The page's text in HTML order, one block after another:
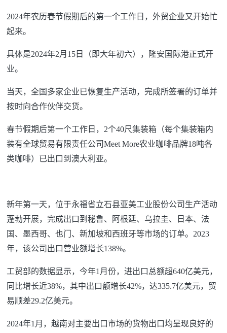
2024年农历春节假期后的第一个工作日，外贸企业又开始忙
起来。
具体是2024年2月15日（即大年初六），隆安国际港正式开
业。
当天，全国多家企业已恢复生产活动，完成所签署的订单并
按时向合作伙伴交货。
春节假期后第一个工作日，2个40尺集装箱（每个集装箱内
装有全球贸易有限责任公司Meet More农业咖啡品牌18吨各
类咖啡）已出口到澳大利亚。
新年第一天，位于永福省立石县亚美工业股份公司生产活动
蓬勃开展，完成出口到秘鲁、阿根廷、乌拉圭、日本、法
国、墨西哥、也门、新加坡和西班牙等市场的订单。2023
年，该公司出口营业额增长138%。
工贸部的数据显示，今年1月份，进出口总额超640亿美元，
同比增长近38%，其中出口额增长42%，达335.7亿美元，贸
易顺差29.2亿美元。
2024年1月，越南对主要出口市场的货物出口均呈现良好的